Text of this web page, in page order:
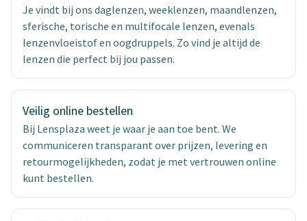
Je vindt bij ons daglenzen, weeklenzen, maandlenzen,
sferische, torische en multifocale lenzen, evenals
lenzenvloeistof en oogdruppels. Zo vind je altijd de
lenzen die perfect bij jou passen.
Veilig online bestellen
Bij Lensplaza weet je waar je aan toe bent. We
communiceren transparant over prijzen, levering en
retourmogelijkheden, zodat je met vertrouwen online
kunt bestellen.